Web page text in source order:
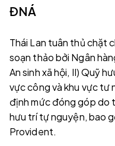
ĐNÁ
Thái Lan tuân thủ chặt
soạn thảo bởi Ngân
An sinh xã hội, II) Quỹ
vực công và khu vực tư
định mức đóng góp do
hưu trí tự nguyện, bao
Provident.